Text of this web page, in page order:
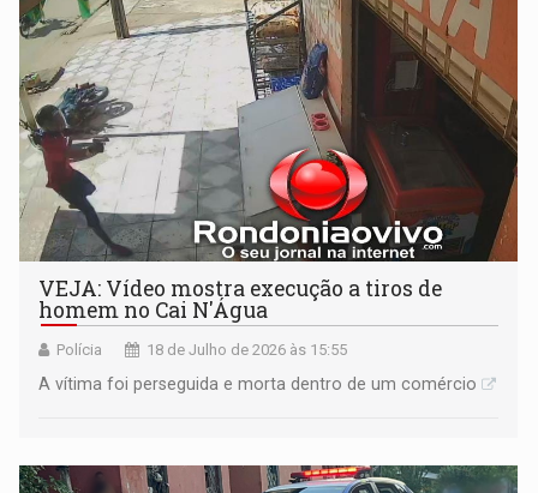
VEJA: Vídeo mostra execução a tiros de
homem no Cai N'Água
Polícia 18 de Julho de 2026 às 15:55
A vítima foi perseguida e morta dentro de um comércio